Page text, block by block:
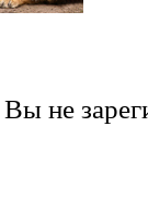
Вы не